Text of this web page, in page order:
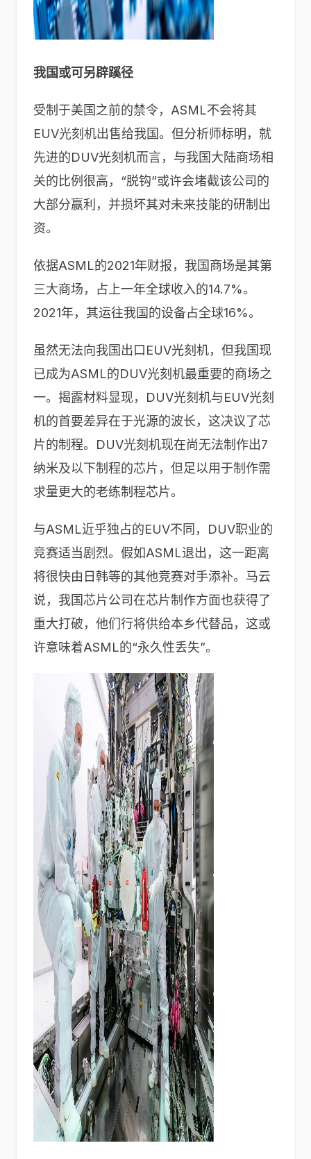
我国或可另辟蹊径
受制于美国之前的禁令，ASML不会将其
EUV光刻机出售给我国。但分析师标明，就
先进的DUV光刻机而言，与我国大陆商场相
关的比例很高，“脱钩”或许会堵截该公司的
大部分赢利，并损坏其对未来技能的研制出
资。
依据ASML的2021年财报，我国商场是其第
三大商场，占上一年全球收入的14.7%。
2021年，其运往我国的设备占全球16%。
虽然无法向我国出口EUV光刻机，但我国现
已成为ASML的DUV光刻机最重要的商场之
一。揭露材料显现，DUV光刻机与EUV光刻
机的首要差异在于光源的波长，这决议了芯
片的制程。DUV光刻机现在尚无法制作出7
纳米及以下制程的芯片，但足以用于制作需
求量更大的老练制程芯片。
与ASML近乎独占的EUV不同，DUV职业的
竞赛适当剧烈。假如ASML退出，这一距离
将很快由日韩等的其他竞赛对手添补。马云
说，我国芯片公司在芯片制作方面也获得了
重大打破，他们行将供给本乡代替品，这或
许意味着ASML的“永久性丢失”。